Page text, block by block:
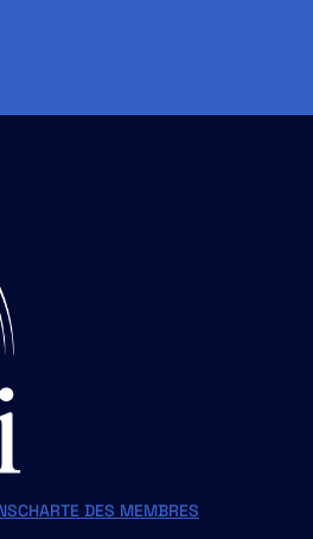
CHARTE DES MEMBRES